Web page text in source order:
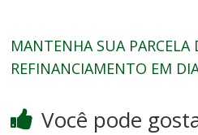
MANTENHA SUA PARCELA
REFINANCIAMENTO EM
Você pode